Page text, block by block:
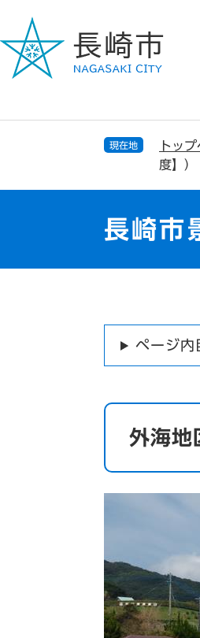
ジ
で
ュ
ば
現在地 トッ
度】）
長崎市
ページ内
外海地